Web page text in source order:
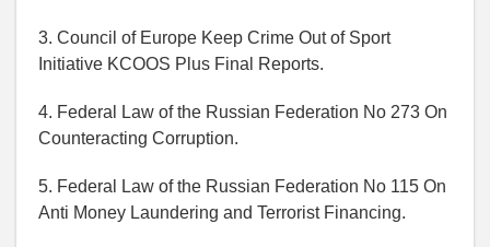
3. Council of Europe Keep Crime Out of Sport
Initiative KCOOS Plus Final Reports.
4. Federal Law of the Russian Federation No 273 On
Counteracting Corruption.
5. Federal Law of the Russian Federation No 115 On
Anti Money Laundering and Terrorist Financing.